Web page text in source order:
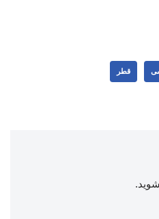
قطر
.